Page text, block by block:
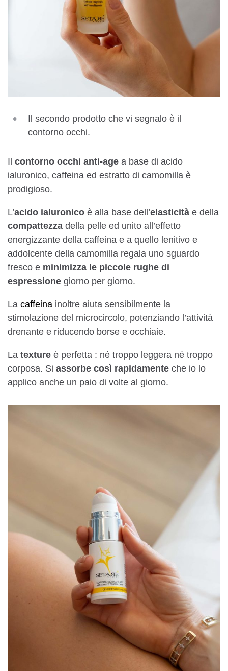
Il secondo prodotto che vi segnalo è il
contorno occhi.
Il contorno occhi anti-age a base di acido
ialuronico, caffeina ed estratto di camomilla è
prodigioso.
L’acido ialuronico è alla base dell’elasticità e della
compattezza della pelle ed unito all’effetto
energizzante della caffeina e a quello lenitivo e
addolcente della camomilla regala uno sguardo
fresco e minimizza le piccole rughe di
espressione giorno per giorno.
La caffeina inoltre aiuta sensibilmente la
stimolazione del microcircolo, potenziando l’attività
drenante e riducendo borse e occhiaie.
La texture è perfetta : né troppo leggera né troppo
corposa. Si assorbe così rapidamente che io lo
applico anche un paio di volte al giorno.